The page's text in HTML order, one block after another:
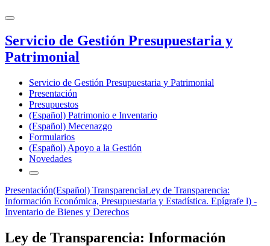
Servicio de Gestión Presupuestaria y
Patrimonial
Servicio de Gestión Presupuestaria y Patrimonial
Presentación
Presupuestos
(Español) Patrimonio e Inventario
(Español) Mecenazgo
Formularios
(Español) Apoyo a la Gestión
Novedades
Presentación(Español) TransparenciaLey de Transparencia:
Información Económica, Presupuestaria y Estadística. Epígrafe l) -
Inventario de Bienes y Derechos
Ley de Transparencia: Información